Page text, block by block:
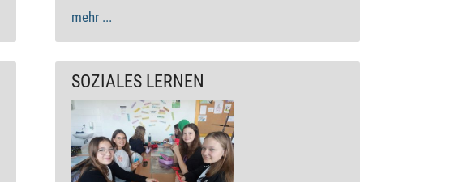
mehr ...
SOZIALES LERNEN